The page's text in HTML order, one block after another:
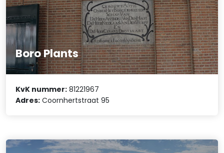
Boro Plants
KvK nummer: 81221967
Adres: Coornhertstraat 95